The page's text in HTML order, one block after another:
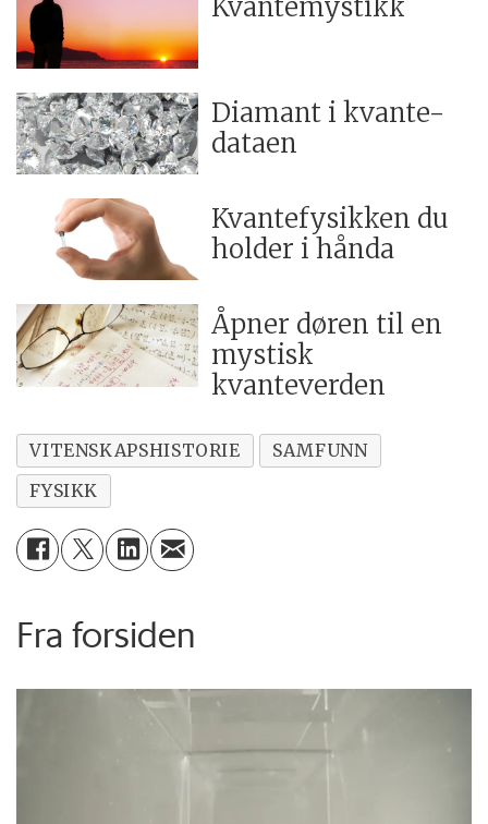
Diamant i kvante-
dataen
Kvantefysikken du
holder i hånda
Åpner døren til en
mystisk
kvanteverden
VITENSKAPSHISTORIE
SAMFUNN
FYSIKK
Fra forsiden